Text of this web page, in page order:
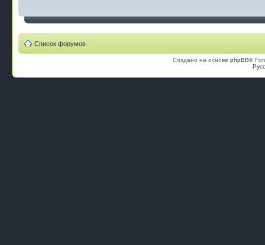
Список форумов
Создано на основе phpBB®